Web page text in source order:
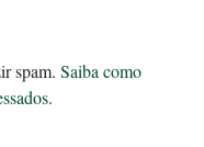
spam. Saiba como
.